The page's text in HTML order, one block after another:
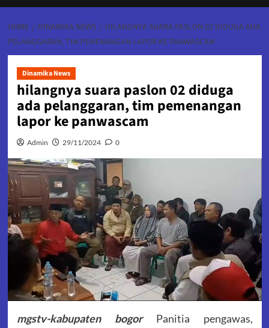
HOME DINAMIKA NEWS
HILANGNYA SUARA PASLON 02 DIDUGA ADA
PELANGGARAN, TIM PEMENANGAN LAPOR KE PANWASCAM
Dinamika News
hilangnya suara paslon 02 diduga
ada pelanggaran, tim pemenangan
lapor ke panwascam
Admin 29/11/2024 0
mgstv-kabupaten bogorPanitia pengawas,